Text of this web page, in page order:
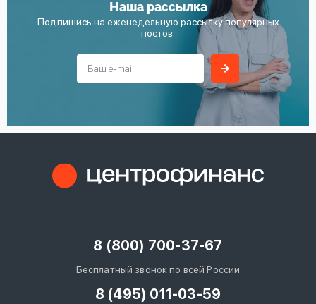
Наша рассылка
Подпишись на еженедельную рассылку популярных
постов:
8 (800) 700-37-67
Бесплатный звонок по всей России
8 (495) 011-03-59